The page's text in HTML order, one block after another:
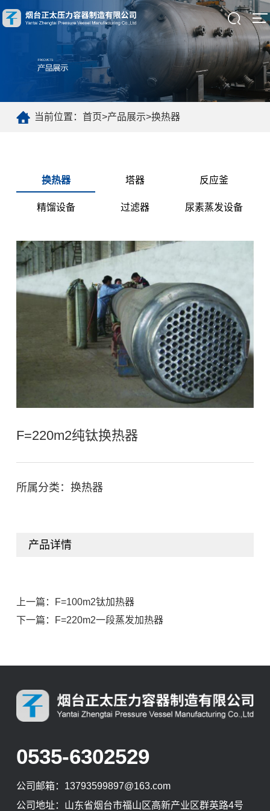
当前位置： 首页>产品展示>换热器
换热器 塔器 反应釜
精馏设备 过滤器 尿素蒸发设备
F=220m2纯钛换热器
所属分类： 换热器
产品详情
上一篇：F=100m2钛加热器
下一篇：F=220m2一段蒸发加热器
0535-6302529
公司邮箱： 13793599897@163.com
公司地址：山东省烟台市福山区高新产业区群英路4号